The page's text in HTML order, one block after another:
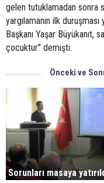
gelen tutuklamadan sonra
yargılamanın ilk
Başkanı Yaşar Büyükanıt,
çocuktur" demişti.
Önceki ve
Sorunları masaya